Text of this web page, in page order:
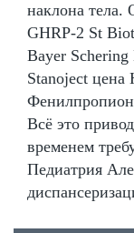
наклона тела.
GHRP-2 St
Bayer
Stanoject
Всё это
временем
Педиатрия